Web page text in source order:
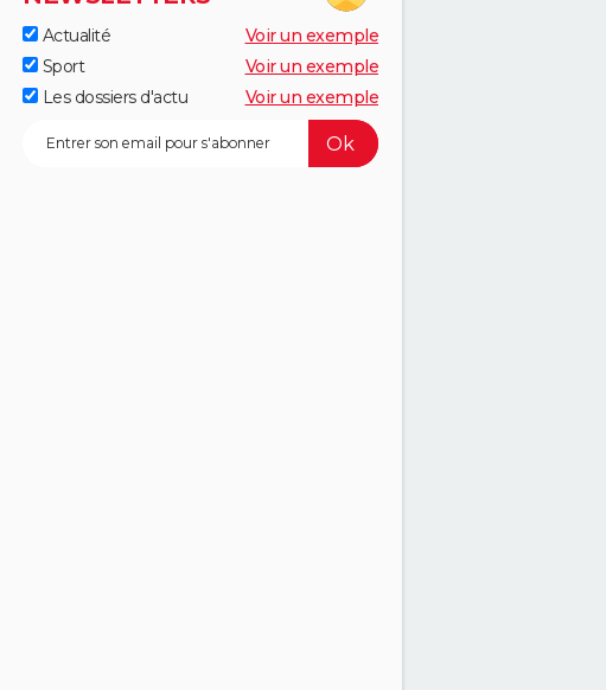
Actualité
Voir un exemple
Sport
Voir un exemple
Les dossiers d'actu
Voir un exemple